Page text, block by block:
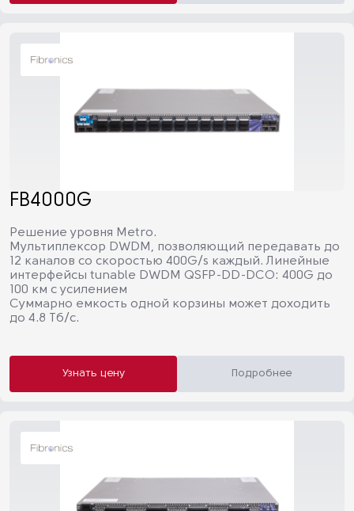
FB4000G
Решение уровня Metro.
Мультиплексор DWDM, позволяющий передавать до
12 каналов со скоростью 400G/s каждый. Линейные
интерфейсы tunable DWDM QSFP-DD-DCO: 400G до
100 км с усилением
Суммарно емкость одной корзины может доходить
до 4.8 Тб/с.
Узнать цену Подробнее